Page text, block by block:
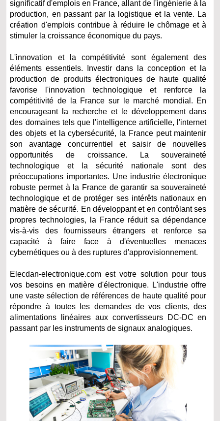
significatif d'emplois en France, allant de l'ingénierie à la
production, en passant par la logistique et la vente. La
création d'emplois contribue à réduire le chômage et à
stimuler la croissance économique du pays.
L'innovation et la compétitivité sont également des
éléments essentiels. Investir dans la conception et la
production de produits électroniques de haute qualité
favorise l'innovation technologique et renforce la
compétitivité de la France sur le marché mondial. En
encourageant la recherche et le développement dans
des domaines tels que l'intelligence artificielle, l'internet
des objets et la cybersécurité, la France peut maintenir
son avantage concurrentiel et saisir de nouvelles
opportunités de croissance. La souveraineté
technologique et la sécurité nationale sont des
préoccupations importantes. Une industrie électronique
robuste permet à la France de garantir sa souveraineté
technologique et de protéger ses intérêts nationaux en
matière de sécurité. En développant et en contrôlant ses
propres technologies, la France réduit sa dépendance
vis-à-vis des fournisseurs étrangers et renforce sa
capacité à faire face à d'éventuelles menaces
cybernétiques ou à des ruptures d'approvisionnement.
Elecdan-electronique.com est votre solution pour tous
vos besoins en matière d'électronique.
L'industrie offre
une vaste sélection de références de haute qualité pour
répondre à toutes les demandes de vos clients, des
alimentations linéaires aux convertisseurs DC-DC en
passant par les instruments de signaux analogiques.